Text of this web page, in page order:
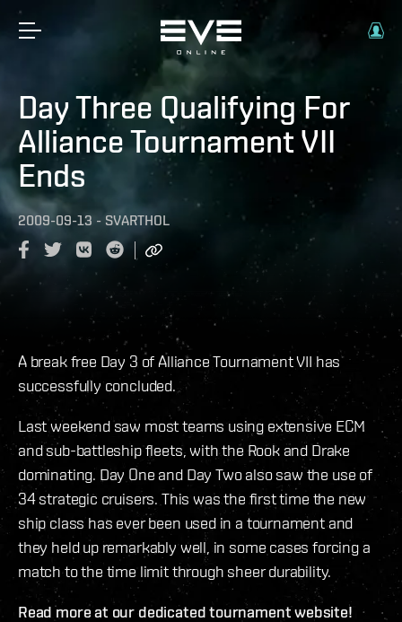
Day Three Qualifying For
Alliance Tournament VII
Ends
2009-09-13 - SVARTHOL
A break free Day 3 of Alliance Tournament VII has
successfully concluded.
Last weekend saw most teams using extensive ECM
and sub-battleship fleets, with the Rook and Drake
dominating. Day One and Day Two also saw the use of
34 strategic cruisers. This was the first time the new
ship class has ever been used in a tournament and
they held up remarkably well, in some cases forcing a
match to the time limit through sheer durability.
Read more at our dedicated tournament website!